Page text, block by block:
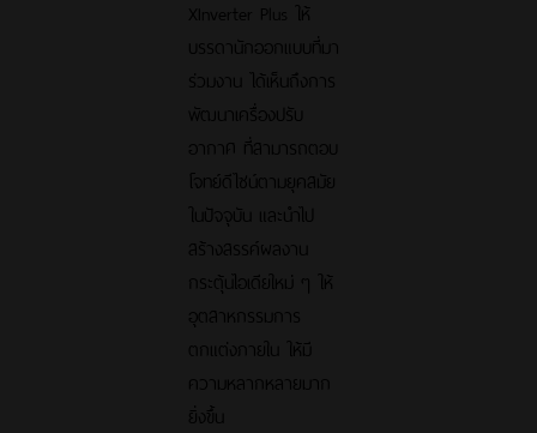
XInverter Plus ให้
บรรดานักออกแบบที่มา
ร่วมงาน ได้เห็นถึงการ
พัฒนาเครื่องปรับ
อากาศ ที่สามารถตอบ
โจทย์ดีไซน์ตามยุคสมัย
ในปัจจุบัน และนำไป
สร้างสรรค์ผลงาน
กระตุ้นไอเดียใหม่ ๆ ให้
อุตสาหกรรมการ
ตกแต่งภายใน ให้มี
ความหลากหลายมาก
ยิ่งขึ้น